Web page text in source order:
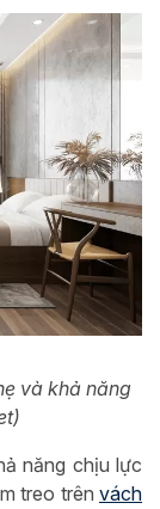
và khả năng
năng chịu lực
treo trên vách